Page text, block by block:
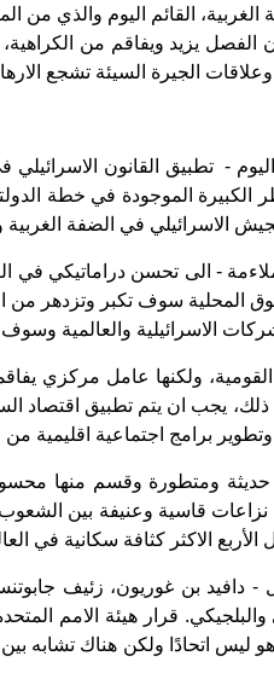
القائم اليوم والذي
يزيد ويفاقم من
الجيرة السيئة تشجع
اليوم - تطبيق القانون
الكبيرة الموجودة في خطة
الاسرائيلي في الضفة
- الى تحسن دراماتيكي في
المحلية سوف تكبر وتزدهر من
الاسرائيلية والعالمية
ولكنها عامل مركزي
ان يتم تطبيق اقتصاد
وتطوير برامج اجتماعية
27 دولة اتحادية. اغلبها دول حديثة
قاسية وعنيفة بين الشعوب
الاكثر كثافة سكانية في
- دافيد بن غوريون، زئيف
ليس اتحادًا ولكن هناك تشابه